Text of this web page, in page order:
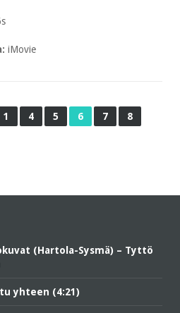
iMovie
1 4 5 6 7
8
(Hartola-Sysmä) – Tyttö
yhteen (4:21)